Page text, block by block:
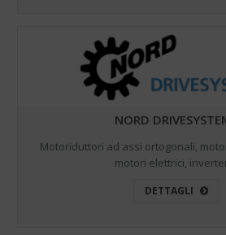
NORD
Motoriduttori ad assi ortogonali,
motori elettrici,
DETTAGLI